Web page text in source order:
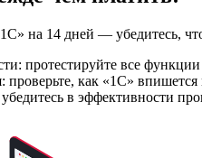
на 14 дней — убедитесь,
протестируйте все функции
проверьте, как «1С»
в эффективности